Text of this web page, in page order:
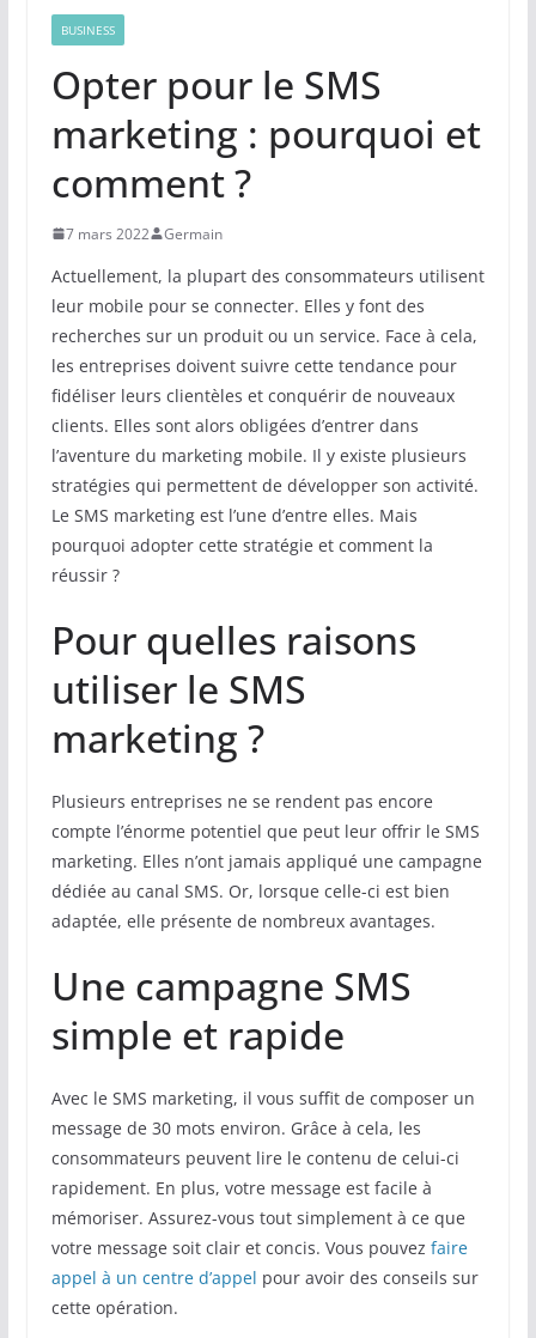
BUSINESS
Opter pour le SMS
marketing : pourquoi et
comment ?
7 mars 2022 Germain
Actuellement, la plupart des consommateurs utilisent
leur mobile pour se connecter. Elles y font des
recherches sur un produit ou un service. Face à cela,
les entreprises doivent suivre cette tendance pour
fidéliser leurs clientèles et conquérir de nouveaux
clients. Elles sont alors obligées d’entrer dans
l’aventure du marketing mobile. Il y existe plusieurs
stratégies qui permettent de développer son activité.
Le SMS marketing est l’une d’entre elles. Mais
pourquoi adopter cette stratégie et comment la
réussir ?
Pour quelles raisons
utiliser le SMS
marketing ?
Plusieurs entreprises ne se rendent pas encore
compte l’énorme potentiel que peut leur offrir le SMS
marketing. Elles n’ont jamais appliqué une campagne
dédiée au canal SMS. Or, lorsque celle-ci est bien
adaptée, elle présente de nombreux avantages.
Une campagne SMS
simple et rapide
Avec le SMS marketing, il vous suffit de composer un
message de 30 mots environ. Grâce à cela, les
consommateurs peuvent lire le contenu de celui-ci
rapidement. En plus, votre message est facile à
mémoriser. Assurez-vous tout simplement à ce que
votre message soit clair et concis. Vous pouvez faire
appel à un centre d’appel pour avoir des conseils sur
cette opération.